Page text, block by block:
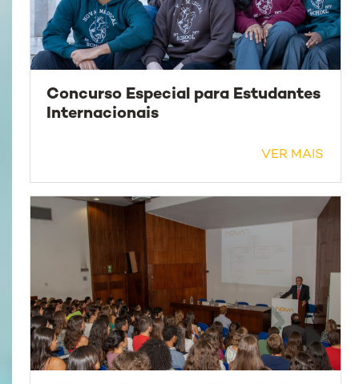
Concurso Especial para Estudantes
Internacionais
VER MAIS